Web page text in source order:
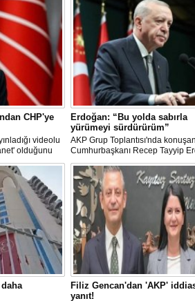
CHP'ye
videolu
olduğunu
Muhasebe'
Parti
dikkat çekti.
Erdoğan: “Bu yolda sabırla
yürümeyi sürdürürüm”
AKP Grup Toplantısı'nda konuşan
Cumhurbaşkanı Recep Tayyip
"Tek başıma kalsam dâhi 'Bu yol
yoludur, dönmek bilmez yürürüm'
bu yolda sabırla yürümeyi
dedi.
Filiz Gencan'dan 'AKP'
yanıt!